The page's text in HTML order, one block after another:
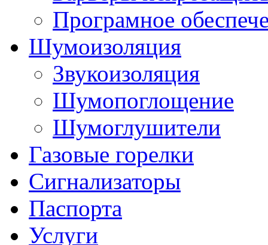
Програмное
Шумоизоляция
Звукоизоляция
Шумопоглощение
Шумоглушители
Газовые горелки
Сигнализаторы
Паспорта
Услуги